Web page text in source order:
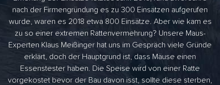
nach der Firmengründung es zu 300 Einsätzen aufgerufen
wurde, waren es 2018 etwa 800 Einsätze. Aber wie kam es
zu so einer extremen Rattenvermehrung? Unsere Maus-
Experten Klaus Meißinger hat uns im Gespräch viele Gründe
erklärt, doch der Hauptgrund ist, dass Mäuse einen
Essenstester haben. Die Speise wird von einer Ratte
vorgekostet bevor der Bau davon isst, sollte diese sterben,